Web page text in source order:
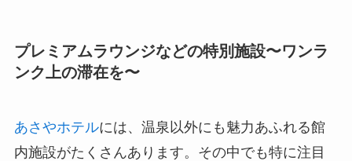
プレミアムラウンジなどの特別施設〜ワンラ
ンク上の滞在を〜
あさやホテルには、温泉以外にも魅力あふれる館
内施設がたくさんあります。その中でも特に注目